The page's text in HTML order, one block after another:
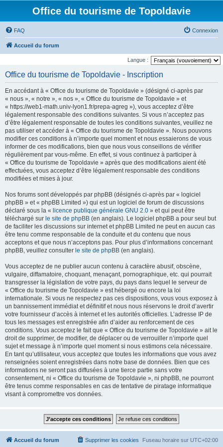
Office du tourisme de Topoldavie
FAQ Connexion
Accueil du forum
Langue :
Office du tourisme de Topoldavie - Inscription
En accédant à « Office du tourisme de Topoldavie » (désigné ci-après par
« nous », « notre », « nos », « Office du tourisme de Topoldavie » et
« https://web1-math.univ-lyon1.fr/prepa-agreg »), vous acceptez d’être
légalement responsable des conditions suivantes. Si vous n’acceptez pas
d’être légalement responsable de toutes les conditions suivantes, veuillez ne
pas utiliser et accéder à « Office du tourisme de Topoldavie ». Nous pouvons
modifier ces conditions à n’importe quel moment et nous essaierons de vous
informer de ces modifications, bien que nous vous conseillons de vérifier
régulièrement par vous-même. En effet, si vous continuez à participer à
« Office du tourisme de Topoldavie » après que des modifications aient été
effectuées, vous acceptez d’être légalement responsable des conditions
modifiées et mises à jour.
Nos forums sont développés par phpBB (désignés ci-après par « logiciel
phpBB » et « phpBB Limited ») qui est un logiciel de forum de discussions
déclaré sous la « licence publique générale GNU 2.0 » et qui peut être
téléchargé sur le site de phpBB (en anglais). Le logiciel phpBB a pour seul but
de faciliter les discussions sur internet et phpBB Limited ne peut en aucun cas
être tenu comme responsable de la conduite et du contenu que nous
acceptons et que nous n’acceptons pas. Pour plus d’informations concernant
phpBB, veuillez consulter le site de phpBB (en anglais).
Vous acceptez de ne publier aucun contenu à caractère abusif, obscène,
vulgaire, diffamatoire, choquant, menaçant, pornographique, etc. qui pourrait
transgresser la législation de votre pays, du pays dans lequel le serveur de
« Office du tourisme de Topoldavie » est hébergé ou encore la loi
internationale. Si vous ne respectez pas ces dispositions, vous vous exposez à
un bannissement immédiat et définitif et nous nous réservons le droit d’avertir
votre fournisseur d’accès à internet et les autorités officielles. L’adresse IP de
tous les messages est enregistrée afin d’aider au renforcement de ces
conditions. Vous acceptez le fait que « Office du tourisme de Topoldavie » ait le
droit de supprimer, de modifier, de déplacer ou de verrouiller n’importe quel
sujet et message à n’importe quel moment si nous estimons cela nécessaire.
En tant qu’utilisateur, vous acceptez que toutes les informations que vous avez
renseignées soient enregistrées dans notre base de données. Bien que ces
informations ne seront pas diffusées à une tierce partie sans votre
consentement, ni « Office du tourisme de Topoldavie », ni phpBB, ne pourront
être tenus comme responsables en cas de tentative de piratage informatique
visant à compromettre vos données.
Accueil du forum Fuseau horaire sur UTC+02:00
Supprimer les cookies